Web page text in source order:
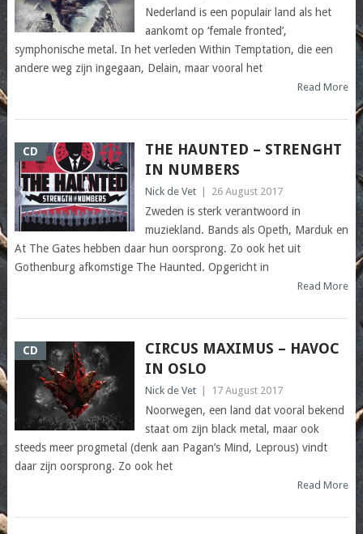
Nederland is een populair land als het
aankomt op ‘female fronted’,
symphonische metal. In het verleden Within Temptation, die een
andere weg zijn ingegaan, Delain, maar vooral het
Read More
CD
THE HAUNTED – STRENGHT
IN NUMBERS
Nick de Vet 26 August 2017
Zweden is sterk verantwoord in
muziekland. Bands als Opeth, Marduk en
At The Gates hebben daar hun oorsprong. Zo ook het uit
Gothenburg afkomstige The Haunted. Opgericht in
Read More
CD
CIRCUS MAXIMUS – HAVOC
IN OSLO
Nick de Vet 17 August 2017
Noorwegen, een land dat vooral bekend
staat om zijn black metal, maar ook
steeds meer progmetal (denk aan Pagan’s Mind, Leprous) vindt
daar zijn oorsprong. Zo ook het
Read More